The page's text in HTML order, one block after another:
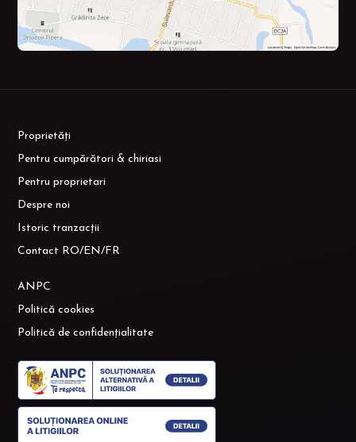
Proprietăți
Pentru cumpărători & chiriasi
Pentru proprietari
Despre noi
Istoric tranzacții
Contact RO/EN/FR
ANPC
Politică cookies
Politică de confidențialitate